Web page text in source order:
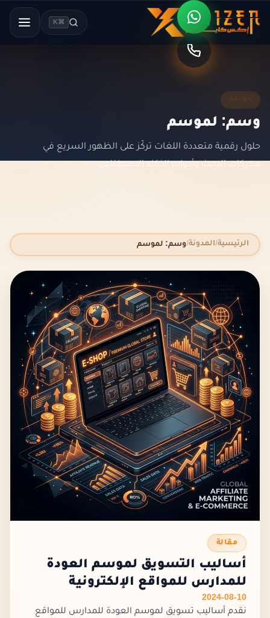
⌘K
وسم: لموسم
حلول رقمية متعددة اللغات تركّز على الظهور السريع في
محركات البحث وأدوات الذكاء الاصطناعي.
الرئيسية المدونة وسم: لموسم
مقالة
أساليب التسويق لموسم العودة
للمدارس للمواقع الإلكترونية
2024-08-10
نقدم أساليب تسويق لموسم العودة للمدارس للمواقع